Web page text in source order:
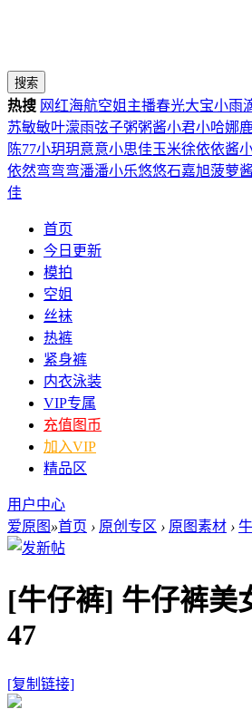
搜索
热搜 网红海航空姐 主播春光大宝小雨
苏敏敏叶濛雨弦子粥粥酱小君小哈娜
陈77小玥玥意意小思佳玉米徐依依酱
依然弯弯弯潘潘小乐悠悠石嘉旭菠萝酱
佳
首页
今日更新
模拍
空姐
丝袜
热裤
紧身裤
内衣泳装
VIP专属
充值图币
加入VIP
精品区
用户中心
爱原图 »首页 › 原创专区 › 原图素材 ›
[牛仔裤] 牛仔裤美
47
[复制链接]